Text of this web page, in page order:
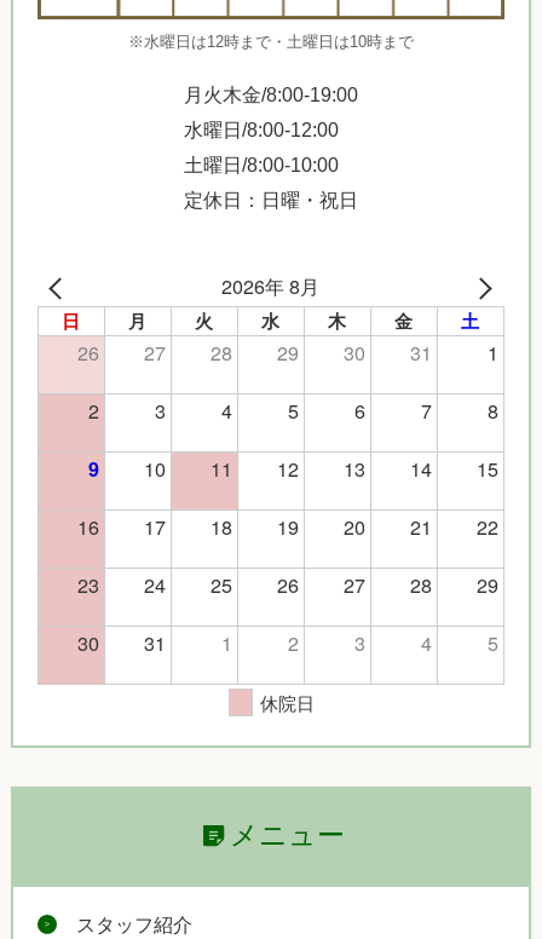
※水曜日は12時まで・土曜日は10時まで
月火木金/8:00-19:00
水曜日/8:00-12:00
土曜日/8:00-10:00
定休日：日曜・祝日
2026年 8月
日 月 火 水 木 金 土
26 27 28 29 30 31
1
2
3 4 5 6 7 8
9 10 11 12 13 14
15
16
17 18 19 20 21
22
23
24 25 26 27 28
29
30
31 1 2 3 4 5
休院日
メニュー
スタッフ紹介